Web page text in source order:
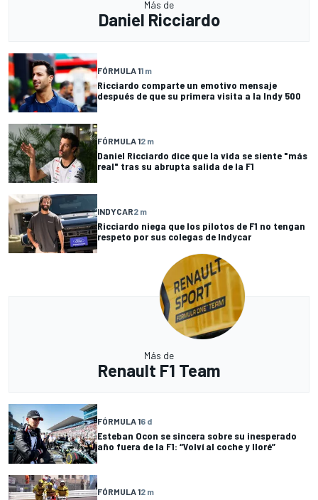
Más de
Daniel Ricciardo
FÓRMULA 11 m
Ricciardo comparte un emotivo mensaje
después de que su primera visita a la Indy 500
FÓRMULA 12 m
Daniel Ricciardo dice que la vida se siente "más
real" tras su abrupta salida de la F1
INDYCAR2 m
Ricciardo niega que los pilotos de F1 no tengan
respeto por sus colegas de Indycar
Más de
Renault F1 Team
FÓRMULA 16 d
Esteban Ocon se sincera sobre su inesperado
año fuera de la F1: “Volví al coche y lloré”
FÓRMULA 12 m